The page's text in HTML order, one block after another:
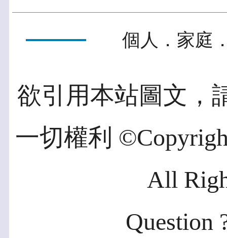
個人．家庭
欲引用本站圖文，
一切權利
All
Question